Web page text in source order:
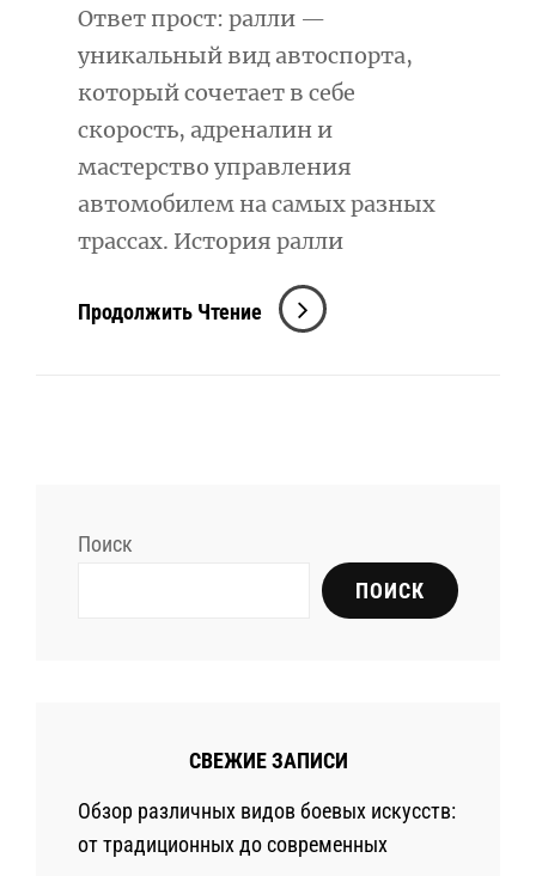
Ответ прост: ралли —
уникальный вид автоспорта,
который сочетает в себе
скорость, адреналин и
мастерство управления
автомобилем на самых разных
трассах. История ралли
Продолжить Чтение История
Ралли:
Поиск
ПОИСК
СВЕЖИЕ ЗАПИСИ
Обзор различных видов боевых искусств:
от традиционных до современных